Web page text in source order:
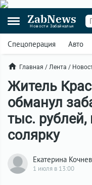
ZabNews
Новости Забайкалья
Спецоперация Авто
Главная / Лента /
Житель
обманул
тыс.
солярку
Екатерина
1 июля в 13:00